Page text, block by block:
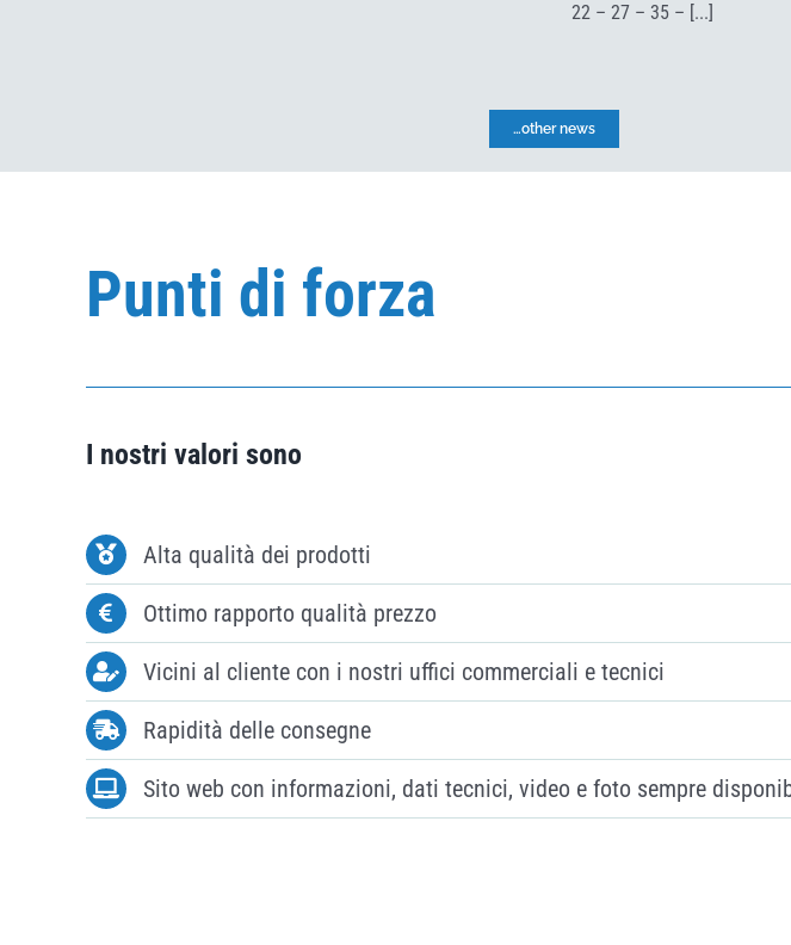
22 – 27 – 35 – [...]
…other news
Punti di forza
I nostri valori sono
Alta qualità dei prodotti
Ottimo rapporto qualità prezzo
Vicini al cliente con i nostri uffici commerciali e tecnici
Rapidità delle consegne
Sito web con informazioni, dati tecnici, video e foto sempre